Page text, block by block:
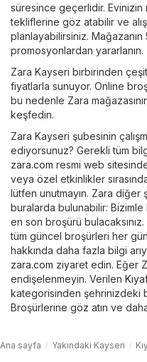
süresince geçerlidir. Evinizin
tekliflerine göz atabilir ve
planlayabilirsiniz.
promosyonlardan yararlanın.
Zara Kayseri birbirinden
fiyatlarla sunuyor. Online
bu nedenle Zara
keşfedin.
Zara Kayseri şubesinin
ediyorsunuz? Gerekli tüm
zara.com resmi web
veya özel etkinlikler
lütfen unutmayın. Zara
buralarda bulunabilir:
en son broşürü
tüm güncel broşürleri her
hakkında daha fazla bilgi
zara.com ziyaret edin. Eğer
endişelenmeyin. Verilen
kategorisinden şehrinizdeki
Broşürlerine göz atın ve
Ana sayfa Yakındaki Kayseri